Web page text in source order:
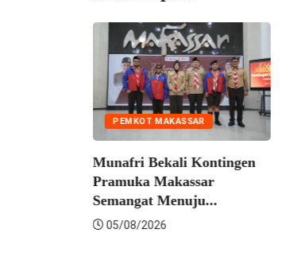
PEMKOT MAKASSAR
Munafri Bekali Kontingen
Pramuka Makassar
Semangat Menuju...
05/08/2026